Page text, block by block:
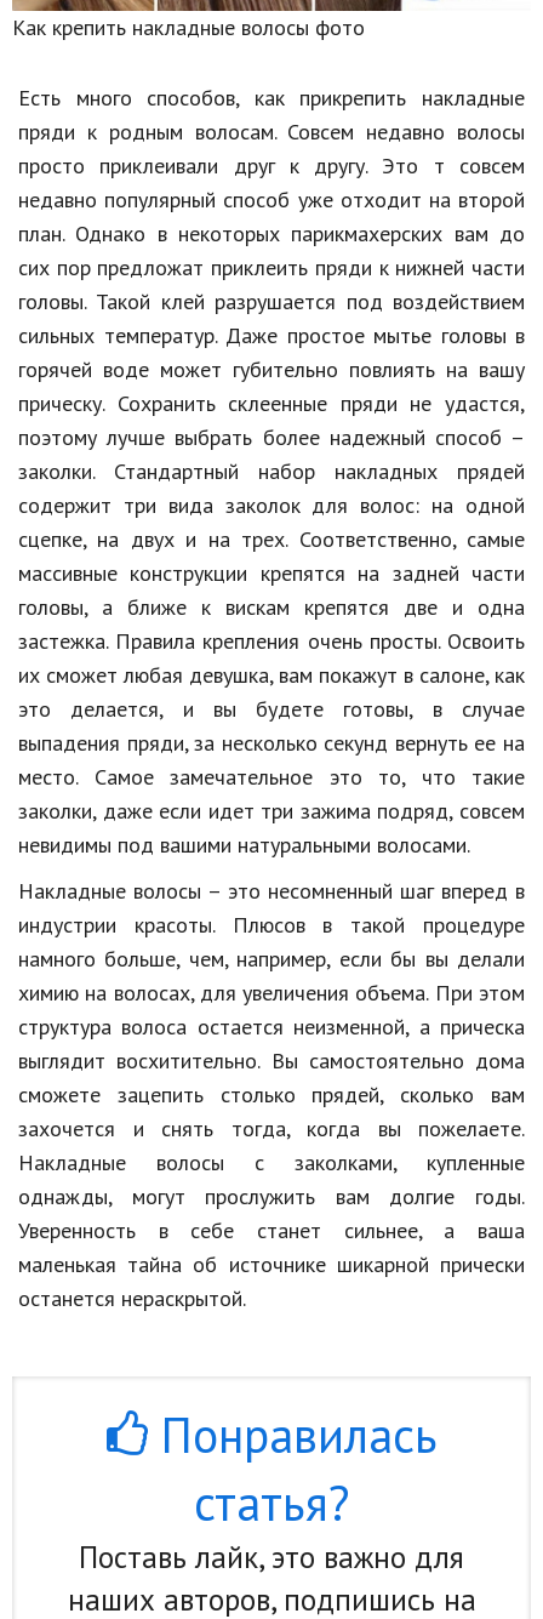
Как крепить накладные волосы фото
Есть много способов, как прикрепить накладные
пряди к родным волосам. Совсем недавно волосы
просто приклеивали друг к другу. Это т совсем
недавно популярный способ уже отходит на второй
план. Однако в некоторых парикмахерских вам до
сих пор предложат приклеить пряди к нижней части
головы. Такой клей разрушается под воздействием
сильных температур. Даже простое мытье головы в
горячей воде может губительно повлиять на вашу
прическу. Сохранить склеенные пряди не удастся,
поэтому лучше выбрать более надежный способ –
заколки. Стандартный набор накладных прядей
содержит три вида заколок для волос: на одной
сцепке, на двух и на трех. Соответственно, самые
массивные конструкции крепятся на задней части
головы, а ближе к вискам крепятся две и одна
застежка. Правила крепления очень просты. Освоить
их сможет любая девушка, вам покажут в салоне, как
это делается, и вы будете готовы, в случае
выпадения пряди, за несколько секунд вернуть ее на
место. Самое замечательное это то, что такие
заколки, даже если идет три зажима подряд, совсем
невидимы под вашими натуральными волосами.
Накладные волосы – это несомненный шаг вперед в
индустрии красоты. Плюсов в такой процедуре
намного больше, чем, например, если бы вы делали
химию на волосах, для увеличения объема. При этом
структура волоса остается неизменной, а прическа
выглядит восхитительно. Вы самостоятельно дома
сможете зацепить столько прядей, сколько вам
захочется и снять тогда, когда вы пожелаете.
Накладные волосы с заколками, купленные
однажды, могут прослужить вам долгие годы.
Уверенность в себе станет сильнее, а ваша
маленькая тайна об источнике шикарной прически
останется нераскрытой.
Понравилась
статья?
Поставь лайк, это важно для
наших авторов, подпишись на